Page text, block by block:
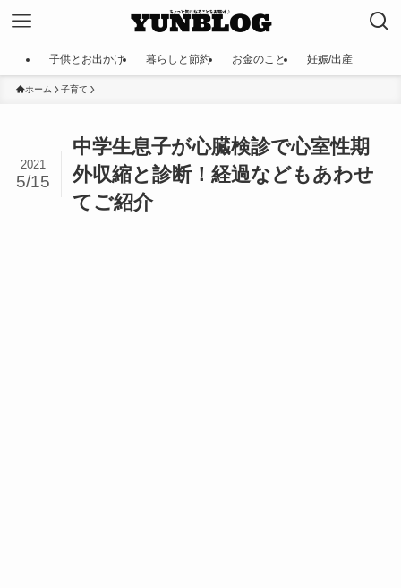
子供とお出かけ 暮らしと節約 お金のこと 妊娠/出産
ホーム 子育て
中学生息子が心臓検診で心室性期
外収縮と診断！経過などもあわせ
てご紹介
2021
5/15